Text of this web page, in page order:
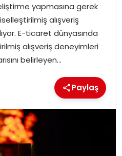
yapmasına gerek
alışveriş
E-ticaret dünyasında
alışveriş deneyimleri
belirleyen…
Paylaş